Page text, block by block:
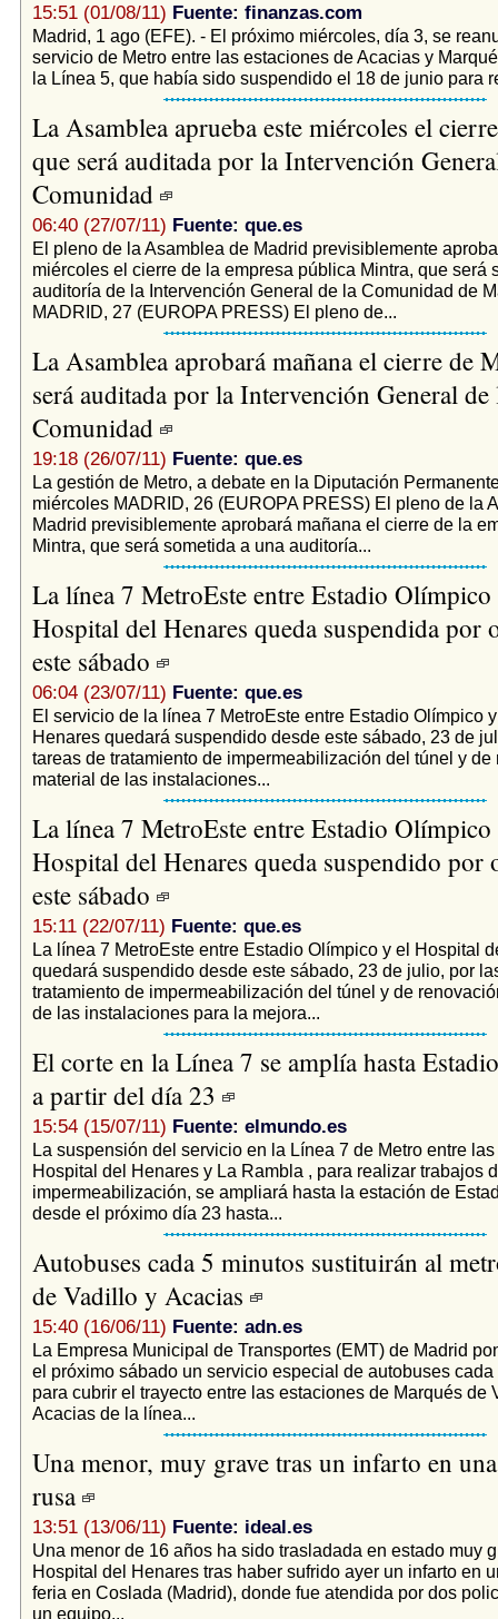
15:51 (01/08/11) Fuente: finanzas.com
Madrid, 1 ago (EFE). - El próximo miércoles, día 3, se
servicio de Metro entre las estaciones de Acacias y
la Línea 5, que había sido suspendido el 18 de junio para
La Asamblea aprueba este miércoles el
que será auditada por la Intervención
Comunidad
06:40 (27/07/11) Fuente: que.es
El pleno de la Asamblea de Madrid previsiblemente
miércoles el cierre de la empresa pública Mintra, que será
auditoría de la Intervención General de la Comunidad de
MADRID, 27 (EUROPA PRESS) El pleno de...
La Asamblea aprobará mañana el cierre de
será auditada por la Intervención General de
Comunidad
19:18 (26/07/11) Fuente: que.es
La gestión de Metro, a debate en la Diputación
miércoles MADRID, 26 (EUROPA PRESS) El pleno de la
Madrid previsiblemente aprobará mañana el cierre de la
Mintra, que será sometida a una auditoría...
La línea 7 MetroEste entre Estadio
Hospital del Henares queda suspendida por
este sábado
06:04 (23/07/11) Fuente: que.es
El servicio de la línea 7 MetroEste entre Estadio Olímpico
Henares quedará suspendido desde este sábado, 23 de
tareas de tratamiento de impermeabilización del túnel y de
material de las instalaciones...
La línea 7 MetroEste entre Estadio
Hospital del Henares queda suspendido por
este sábado
15:11 (22/07/11) Fuente: que.es
La línea 7 MetroEste entre Estadio Olímpico y el Hospital
quedará suspendido desde este sábado, 23 de julio, por
tratamiento de impermeabilización del túnel y de
de las instalaciones para la mejora...
El corte en la Línea 7 se amplía hasta
a partir del día 23
15:54 (15/07/11) Fuente: elmundo.es
La suspensión del servicio en la Línea 7 de Metro entre
Hospital del Henares y La Rambla , para realizar trabajos
impermeabilización, se ampliará hasta la estación de
desde el próximo día 23 hasta...
Autobuses cada 5 minutos sustituirán al
de Vadillo y Acacias
15:40 (16/06/11) Fuente: adn.es
La Empresa Municipal de Transportes (EMT) de Madrid
el próximo sábado un servicio especial de autobuses cada
para cubrir el trayecto entre las estaciones de Marqués de
Acacias de la línea...
Una menor, muy grave tras un infarto en
rusa
13:51 (13/06/11) Fuente: ideal.es
Una menor de 16 años ha sido trasladada en estado muy
Hospital del Henares tras haber sufrido ayer un infarto en
feria en Coslada (Madrid), donde fue atendida por dos
un equipo...